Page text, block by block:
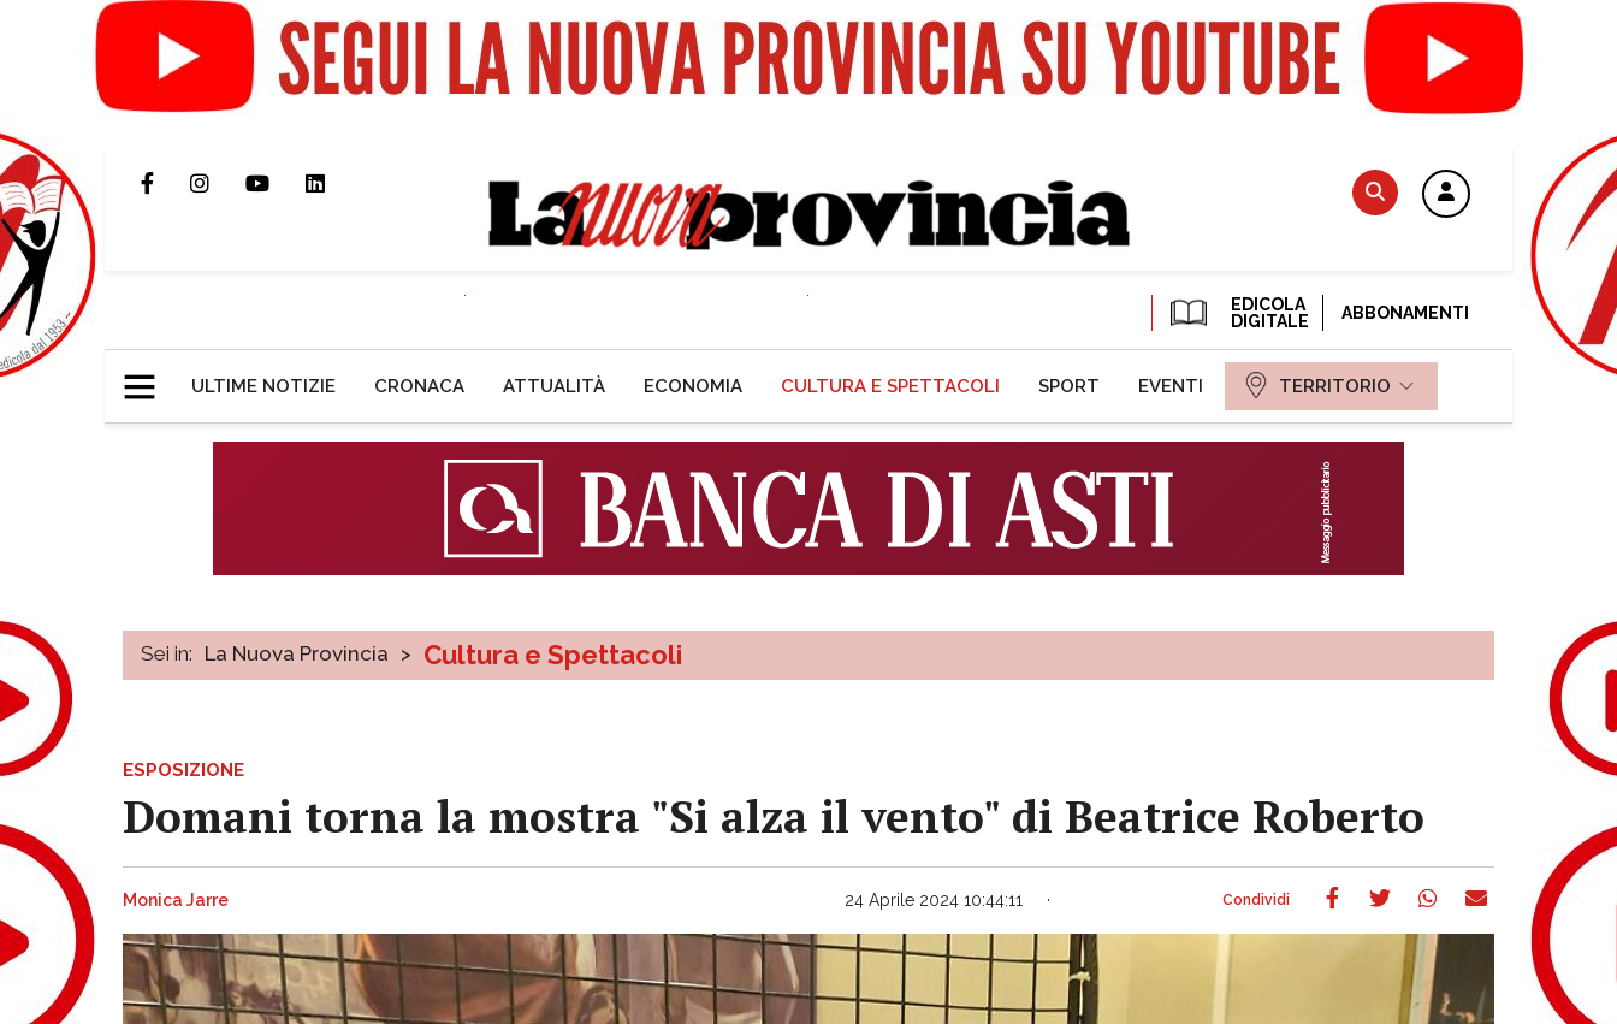
EDICOLA
DIGITALE
ABBONAMENTI
ULTIME NOTIZIE CRONACA ATTUALITÀ ECONOMIA CULTURA E SPETTACOLI SPORT EVENTI TERRITORIO
Sei in: La Nuova Provincia > Cultura e Spettacoli
ESPOSIZIONE
Domani torna la mostra "Si alza il vento" di Beatrice Roberto
Monica Jarre 24 Aprile 2024 10:44:11